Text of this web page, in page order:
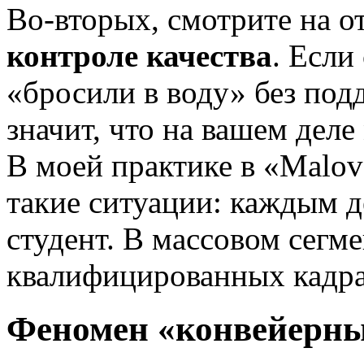
Во-вторых, смотрите на
контроле качества. Если
«бросили в воду» без
значит, что на вашем
В моей практике в
такие ситуации: каждым
студент. В массовом
квалифицированных
Феномен